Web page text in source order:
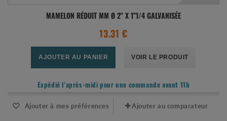
MAMELON RÉDUIT MM Ø 2" X 1"1/4 GALVANISÉE
13.31 €
AJOUTER AU PANIER VOIR LE PRODUIT
Expédié l'après-midi pour une commande avant 11h
Ajouter à mes préférences Ajouter au comparateur